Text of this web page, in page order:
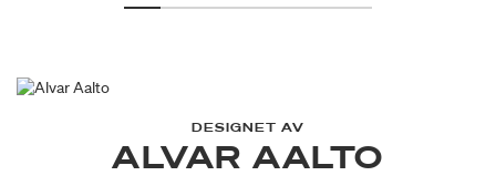
DESIGNET AV
ALVAR AALTO